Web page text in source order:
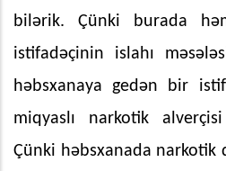
bilərik. Çünki burada
istifadəçinin islahı
həbsxanaya gedən bir
miqyaslı narkotik
Çünki həbsxanada narkotik